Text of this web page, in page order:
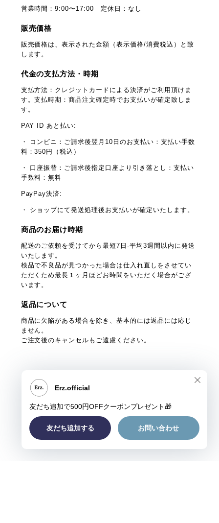
営業時間：9:00〜17:00 定休日：なし
販売価格
販売価格は、表示された金額（表示価格/消費税込）と致
します。
代金の支払方法・時期
支払方法：クレジットカードによる決済がご利用頂けま
す。支払時期：商品注文確定時でお支払いが確定致しま
す。
PAY ID あと払い:
・ コンビニ：ご請求後翌月10日のお支払い：支払い手数
料：350円（税込）
・ 口座振替：ご請求後指定口座より引き落とし：支払い
手数料：無料
PayPay決済:
・ ショップにて発送処理後お支払いが確定いたします。
商品のお届け時期
配送のご依頼を受けてから最短7日-平均3週間以内に発送
いたします。
検品で不良品が見つかった場合は仕入れ直しをさせてい
ただくため最長１ヶ月ほどお時間をいただく場合がござ
います。
返品について
商品に欠陥がある場合を除き、基本的には返品には応じ
ません。
ご注文後のキャンセルもご遠慮ください。